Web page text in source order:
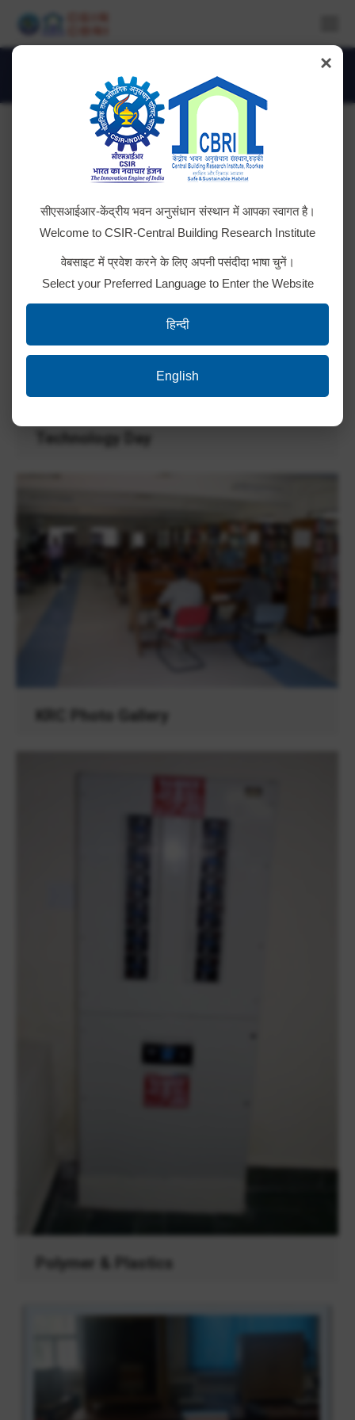
Albums Archive:
You are here:
Technology Day
KRC Photo Gallery
Polymer & Plastics
×
सीएसआईआर-केंद्रीय भवन अनुसंधान संस्थान में आपका स्वागत है।
Welcome to CSIR-Central Building Research Institute
वेबसाइट में प्रवेश करने के लिए अपनी पसंदीदा भाषा चुनें।
Select your Preferred Language to Enter the Website
हिन्दी
English